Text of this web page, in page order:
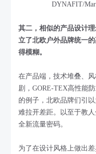
DYNAFIT/
其二，相似的产品设计
立了北欧户外品牌统一
得模糊。
在产品端，技术堆叠、
剧，GORE-TEX高性能
的例子，北欧品牌们引
难拉开差距。以至于教
全新流量密码。
为了在设计风格上做出差